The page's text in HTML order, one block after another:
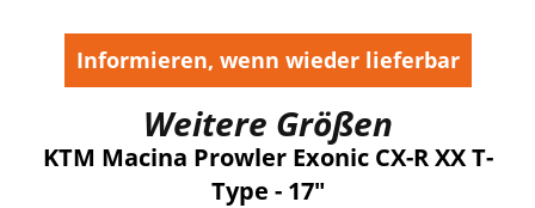
Informieren, wenn wieder lieferbar
Weitere Größen
KTM Macina Prowler Exonic CX-R XX T-
Type - 17"